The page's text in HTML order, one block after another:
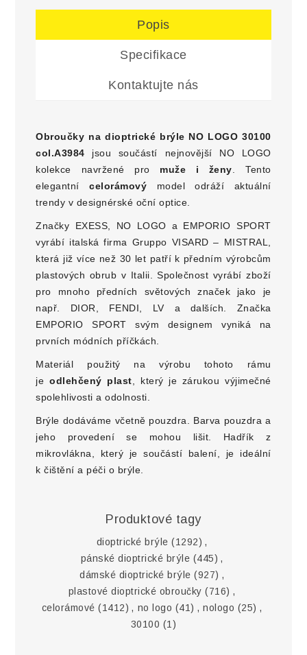
Popis
Specifikace
Kontaktujte nás
Obroučky na dioptrické brýle NO LOGO 30100
col.A3984 jsou součástí nejnovější NO LOGO
kolekce navržené pro muže i ženy . Tento
elegantnícelorámový model odráží aktuální
trendy v designérské oční optice.
Značky EXESS, NO LOGO a EMPORIO SPORT
vyrábí italská firma Gruppo VISARD – MISTRAL,
která již více než 30 let patří k předním výrobcům
plastových obrub v Italii. Společnost vyrábí zboží
pro mnoho předních světových značek jako je
např. DIOR, FENDI, LV a dalších. Značka
EMPORIO SPORT svým designem vyniká na
prvních módních příčkách.
Materiál použitý na výrobu tohoto rámu
jeodlehčený plast , který je zárukou výjimečné
spolehlivosti a odolnosti.
Brýle dodáváme včetně pouzdra. Barva pouzdra a
jeho provedení se mohou lišit. Hadřík z
mikrovlákna, který je součástí balení, je ideální
k čištění a péči o brýle.
Produktové tagy
dioptrické brýle (1292) ,
pánské dioptrické brýle (445) ,
dámské dioptrické brýle (927) ,
plastové dioptrické obroučky (716) ,
celorámové (1412) , no logo (41) , nologo (25) ,
30100 (1)